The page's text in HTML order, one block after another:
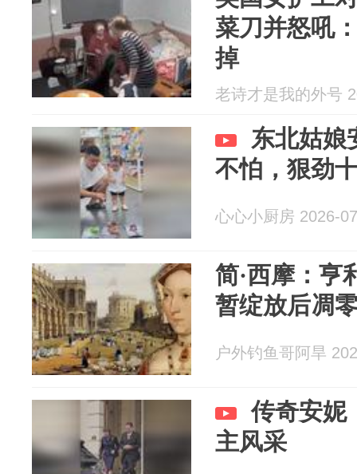
菜刀并怒吼
掉
老诗才是我的外号
东北姑娘
不怕，狠劲
心心小厨房 2026-
简·西摩：亨
暂绽放后凋
户外钓鱼哥阿旱
传奇安妮
主风采